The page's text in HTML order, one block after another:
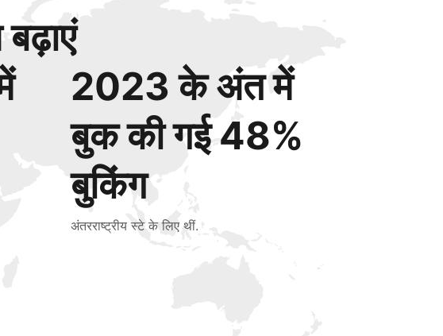
2023 के अंत में
बुक की गई 48%
बुकिंग
अंतरराष्ट्रीय स्टे के लिए थीं.